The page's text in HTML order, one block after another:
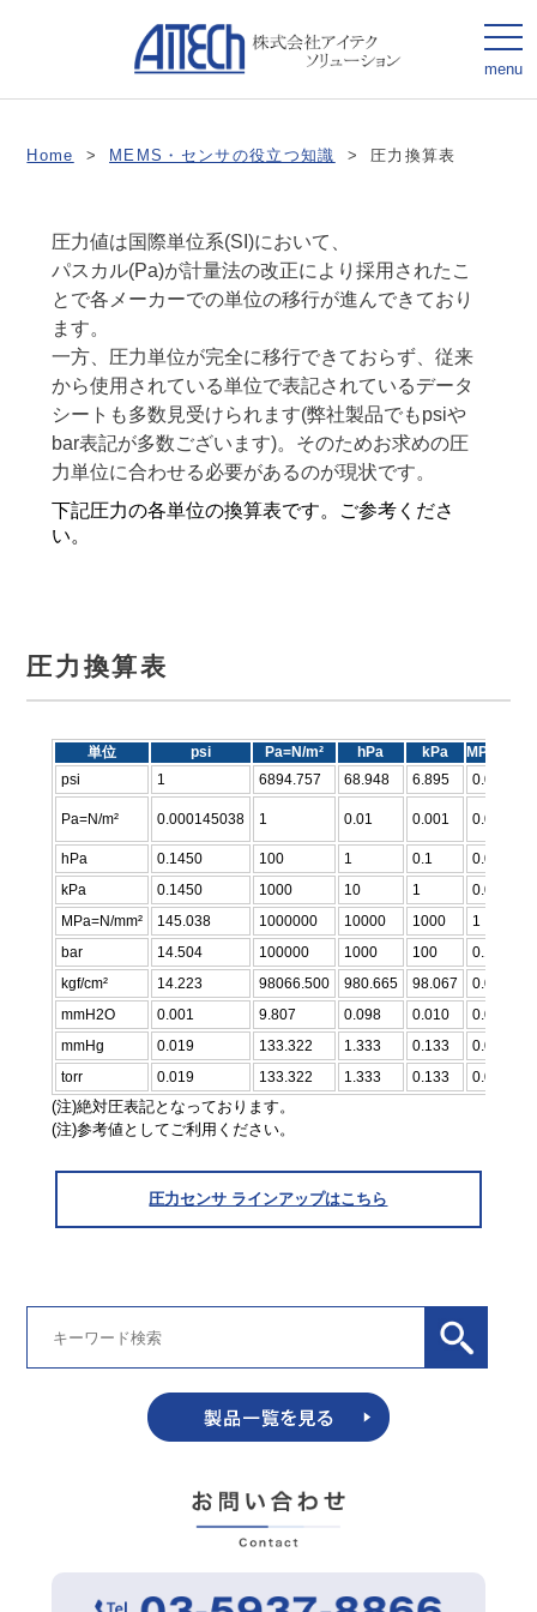
menu
Home > MEMS・センサの役立つ知識 > 圧力換算表
圧力値は国際単位系(SI)において、
パスカル(Pa)が計量法の改正により採用されたこ
とで各メーカーでの単位の移行が進んできており
ます。
一方、圧力単位が完全に移行できておらず、従来
から使用されている単位で表記されているデータ
シートも多数見受けられます(弊社製品でもpsiや
bar表記が多数ございます)。そのためお求めの圧
力単位に合わせる必要があるのが現状です。
下記圧力の各単位の換算表です。ご参考くださ
い。
圧力換算表
単位 psi Pa=N/m² hPa kPa
MPa=N/
psi
1 6894.757 68.948 6.895 0.007
Pa=N/m² 0.000145038 1 0.01 0.001 0.000001
hPa 0.1450 100 1 0.1
0.0001
kPa
0.1450 1000 10 1
0.001
MPa=N/mm²
145.038 1000000 10000 1000
1
bar
14.504 100000 1000 100
0.1
kgf/cm²
14.223 98066.500 980.665 98.067
0.098
mmH2O
0.001 9.807 0.098 0.010
0.000010
mmHg
0.019 133.322 1.333 0.133
0.000133
torr
0.019 133.322 1.333 0.133 0.000133
(注)絶対圧表記となっております。
(注)参考値としてご利用ください。
圧力センサ ラインアップはこちら